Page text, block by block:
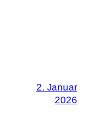
2. Januar
2026